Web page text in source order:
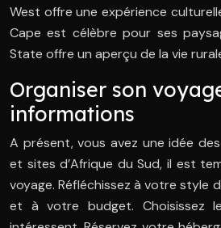
West offre une expérience
Cape est célèbre pour ses
State offre un aperçu de la vie
Organiser son
informations
A présent, vous avez une idée
et sites d’Afrique du Sud, il est
voyage. Réfléchissez à votre style
et à votre budget. Choisissez